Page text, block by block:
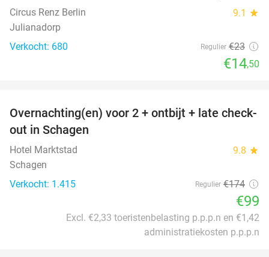
Circus Renz Berlin 9.1 star
Julianadorp
Verkocht: 680
Regulier €23
€14,50
43%
Overnachting(en) voor 2 + ontbijt + late check-
out in Schagen
Hotel Marktstad 9.8 star
Schagen
Verkocht: 1.415
Regulier €174
€99
Excl. €2,33 toeristenbelasting p.p.p.n en €1,42
administratiekosten p.p.p.n